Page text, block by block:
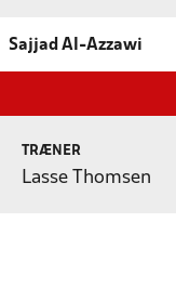
Sajjad Al-Azzawi
TRÆNER
Lasse Thomsen